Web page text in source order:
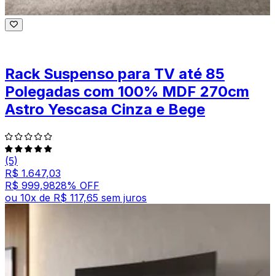
Rack Suspenso para TV até 85
Polegadas com 100% MDF 270cm
Astro Yescasa Cinza e Bege
(5)
R$ 1.647,03
R$ 999,9828% OFF
ou 10x de R$ 117,65 sem juros